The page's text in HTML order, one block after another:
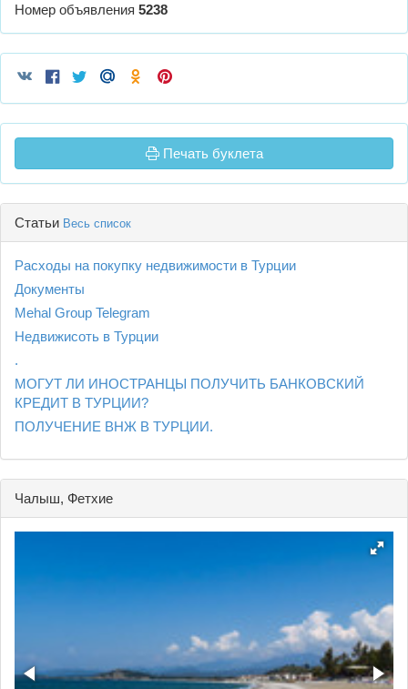
Номер объявления 5238
Печать буклета
Статьи Весь список
Расходы на покупку недвижимости в Турции
Документы
Mehal Group Telegram
Недвижисоть в Турции
.
МОГУТ ЛИ ИНОСТРАНЦЫ ПОЛУЧИТЬ БАНКОВСКИЙ
КРЕДИТ В ТУРЦИИ?
ПОЛУЧЕНИЕ ВНЖ В ТУРЦИИ.
Чалыш, Фетхие